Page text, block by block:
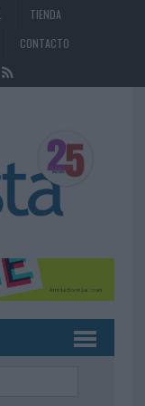
TIENDA
CONTACTO